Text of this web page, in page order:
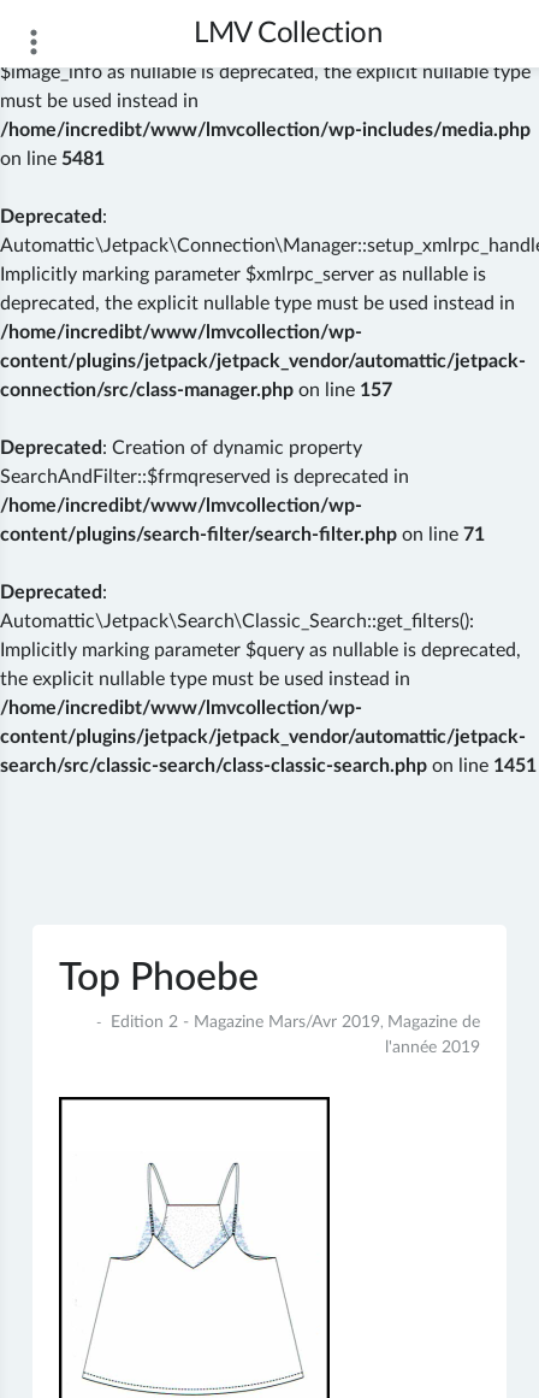
Deprecated
: wp_getimagesize(): Implicitly marking parameter
$image_info as nullable is deprecated, the explicit nullable type
must be used instead in
/home/incredibt/www/lmvcollection/wp-includes/media.php
on line 5481
Deprecated :
Implicitly marking parameter $xmlrpc_server as nullable is
deprecated, the explicit nullable type must be used instead in
/home/incredibt/www/lmvcollection/wp-
content/plugins/jetpack/jetpack_vendor/automattic/jetpack-
connection/src/class-manager.php on line 157
Deprecated : Creation of dynamic property
SearchAndFilter::$frmqreserved is deprecated in
/home/incredibt/www/lmvcollection/wp-
content/plugins/search-filter/search-filter.php on line 71
Deprecated :
Automattic\Jetpack\Search\Classic_Search::get_filters():
Implicitly marking parameter $query as nullable is deprecated,
the explicit nullable type must be used instead in
/home/incredibt/www/lmvcollection/wp-
content/plugins/jetpack/jetpack_vendor/automattic/jetpack-
search/src/classic-search/class-classic-search.php on line 1451
LMV Collection
Top Phoebe
Edition 2 - Magazine Mars/Avr 2019, Magazine de
l'année 2019